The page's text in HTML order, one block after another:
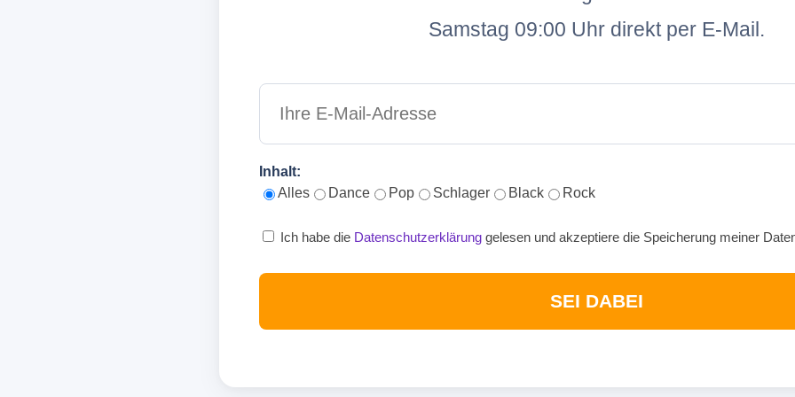
Samstag 09:00 Uhr direkt per E-Mail.
Inhalt:
Alles
Dance Pop Schlager Black Rock
Ich habe die Datenschutzerklärung gelesen und akzeptiere die Speicherung meiner
SEI DABEI